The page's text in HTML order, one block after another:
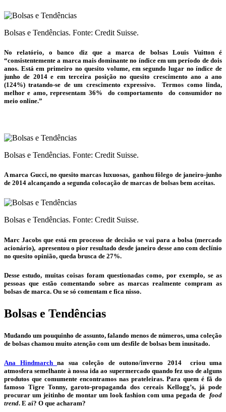
Bolsas e Tendências. Fonte: Credit Suisse.
No relatório, o banco diz que a marca de bolsasLouis Vuitton é
“consistentemente a marca mais dominante no índice em um período de dois
anos. Está em primeiro no quesito volume, em segundo lugar no índice de
junho de 2014 e em terceira posição no quesito crescimento ano a ano
(124%) tratando-se de um crescimento expressivo. Termos como linda,
melhor e amo, representam 36% do comportamento do consumidor no
meio online.”
Bolsas e Tendências. Fonte: Credit Suisse.
A marca Gucci, no quesito marcas luxuosas, ganhou fôlego de janeiro-junho
de 2014 alcançando a segunda colocação de marcas de bolsas bem aceitas.
Bolsas e Tendências. Fonte: Credit Suisse.
Marc Jacobs que está em processo de decisão se vai para a bolsa (mercado
acionário), apresentou o pior resultado desde janeiro desse ano com declínio
no quesito opinião, queda brusca de 27%.
Desse estudo, muitas coisas foram questionadas como, por exemplo, se as
pessoas que estão comentando sobre as marcas realmente compram as
bolsas de marca. Ou se só comentam e fica nisso.
Bolsas e Tendências
Mudando um pouquinho de assunto, falando menos de números, uma coleção
de bolsas chamou muito atenção com um desfile de bolsas bem inusitado.
Ana Hindmarch na sua coleção de outono/inverno 2014 criou uma
atmosfera semelhante à nossa ida ao supermercado quando fez uso de alguns
produtos que comumente encontramos nas prateleiras. Para quem é fã do
famoso Tigre Tonny, garoto-propaganda dos cereais Kellogg’s, já pode
procurar um jeitinho de montar um look fashion com uma pegada de food
trend. E aí? O que acharam?